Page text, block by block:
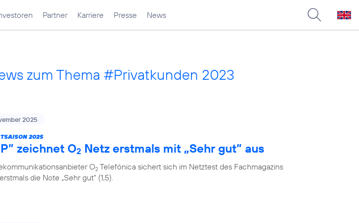
Partner Karriere Presse News
zum Thema #Privatkunden 2023
2025
2025
zeichnet O2 Netz erstmals mit „Sehr gut” aus
O2 Telefónica sichert sich im Netztest des Fachmagazins
die Note „Sehr gut“ (1,5).